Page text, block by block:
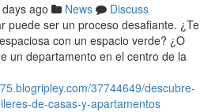
ago News
Discuss
puede ser un proceso desafiante. ¿Te
con un espacio verde? ¿O
un departamento en el centro de la
37744649/descubre-
de-casas-y-apartamentos